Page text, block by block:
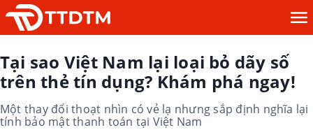
Tại sao Việt Nam lại loại bỏ dãy số
trên thẻ tín dụng? Khám phá ngay!
Một thay đổi thoạt nhìn có vẻ lạ nhưng sắp định nghĩa lại
tính bảo mật thanh toán tại Việt Nam